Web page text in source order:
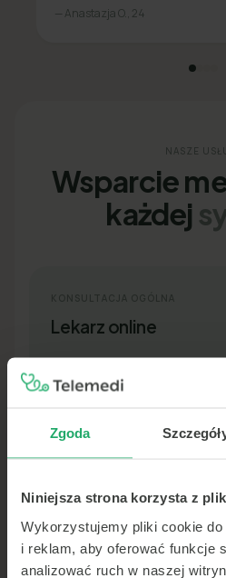
Zgoda
Niniejsza strona korzysta z
Wykorzystujemy pliki cookie
i reklam, aby oferować funkcje
analizować ruch w naszej
— Anastazja O., 24
NASZE
Wsparcie
każdej
Lekarz online
Lekarz pierwszego kontaktu w 15
minut — wideo, telefon lub czat.